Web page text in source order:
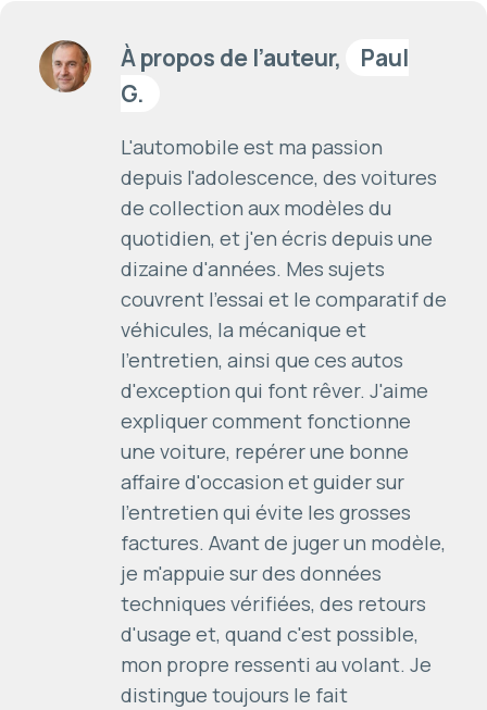
À propos de l’auteur,
Paul
G.
L'automobile est ma passion
depuis l'adolescence, des voitures
de collection aux modèles du
quotidien, et j'en écris depuis une
dizaine d'années. Mes sujets
couvrent l'essai et le comparatif de
véhicules, la mécanique et
l'entretien, ainsi que ces autos
d'exception qui font rêver. J'aime
expliquer comment fonctionne
une voiture, repérer une bonne
affaire d'occasion et guider sur
l'entretien qui évite les grosses
factures. Avant de juger un modèle,
je m'appuie sur des données
techniques vérifiées, des retours
d'usage et, quand c'est possible,
mon propre ressenti au volant. Je
distingue toujours le fait